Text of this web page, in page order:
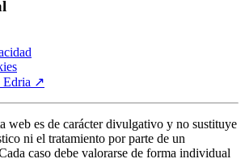
↗
web es de carácter divulgativo y no sustituye
ni el tratamiento por parte de un
caso debe valorarse de forma individual